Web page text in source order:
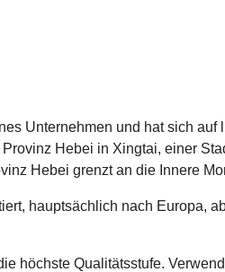
Unternehmen und hat sich
Hebei in Xingtai, einer
Hebei grenzt an die Innere
hauptsächlich nach Europa,
höchste Qualitätsstufe.